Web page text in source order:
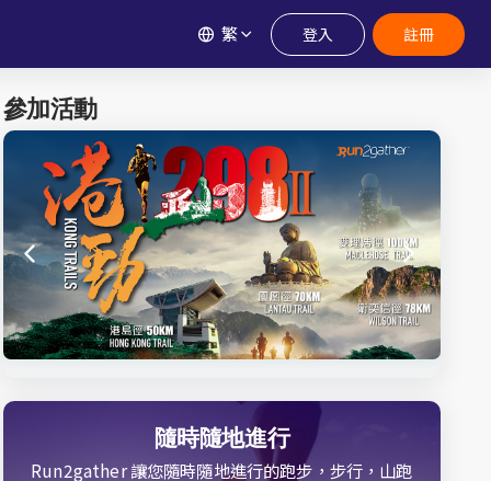
繁 登入 註冊
參加活動
隨時隨地進行
Run2gather 讓您隨時隨地進行的跑步，步行，山跑